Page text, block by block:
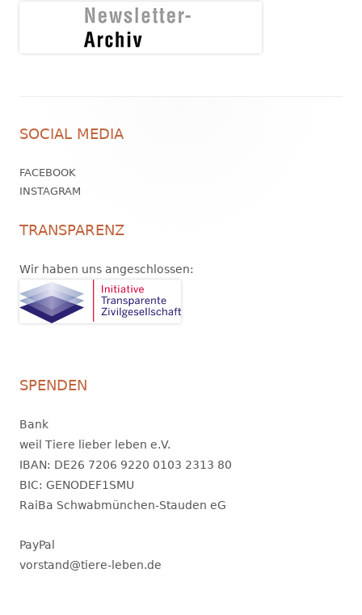
Inhalt
SOCIAL MEDIA
FACEBOOK
INSTAGRAM
TRANSPARENZ
Wir haben uns angeschlossen:
SPENDEN
Bank
weil Tiere lieber leben e.V.
IBAN: DE26 7206 9220 0103 2313 80
BIC: GENODEF1SMU
RaiBa Schwabmünchen-Stauden eG
PayPal
vorstand@tiere-leben.de